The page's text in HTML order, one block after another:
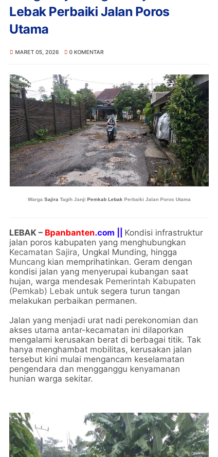
Lebak Perbaiki Jalan Poros
Utama
MARET 05, 2026 0 KOMENTAR
Warga Sajira Tagih Janji Pemkab Lebak Perbaiki Jalan Poros Utama
LEBAK – Bpanbanten.com || Kondisi infrastruktur
jalan poros kabupaten yang menghubungkan
Kecamatan Sajira, Ungkal Munding, hingga
Muncang kian memprihatinkan. Geram dengan
kondisi jalan yang menyerupai kubangan saat
hujan, warga mendesak Pemerintah Kabupaten
(Pemkab) Lebak untuk segera turun tangan
melakukan perbaikan permanen.
Jalan yang menjadi urat nadi perekonomian dan
akses utama antar-kecamatan ini dilaporkan
mengalami kerusakan berat di berbagai titik. Tak
hanya menghambat mobilitas, kerusakan jalan
tersebut kini mulai mengancam keselamatan
pengendara dan mengganggu kenyamanan
hunian warga sekitar.